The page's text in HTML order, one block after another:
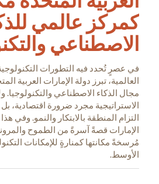
كمركز عالمي
الاصطناعي
في عصرٍ تُحدد فيه التطورات
العالمية، تبرز دولة الإمارات العربية
مجال الذكاء الاصطناعي والتكنولوجيا.
الاستراتيجية مجرد ضرورة اقتصادية، بل
التزام المنطقة بالابتكار والنمو. وفي
الإمارات قصةً آسرةً من الطموح
مُرسخةً مكانتها كمنارةٍ للإمكانات
الأوسط.